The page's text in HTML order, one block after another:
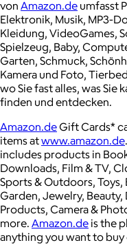
von Amazon.de umfasst
Elektronik, Musik, MP3-
Kleidung, VideoGames,
Spielzeug, Baby,
Garten, Schmuck,
Kamera und Foto,
wo Sie fast alles, was
finden und entdecken.
Amazon.deGift Cards*
items atwww.amazon.de.
includes products in
Downloads, Film & TV,
Sports & Outdoors,
Garden, Jewelry,
Products, Camera &
more. Amazon.de is the
anything you want to